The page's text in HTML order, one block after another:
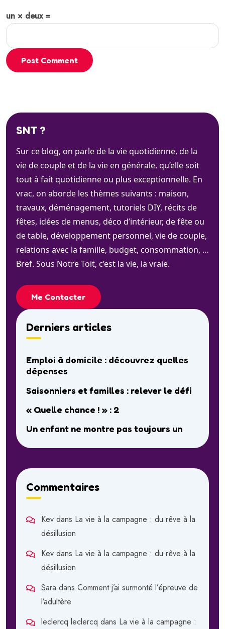
un × deux =
Post Comment
SNT ?
Sur ce blog, on parle de la vie quotidienne, de la
vie de couple et de la vie en générale, qu’elle soit
tout à fait quotidienne ou plus exceptionnelle. En
vrac, on aborde les thèmes suivants : maison,
travaux, déménagement, tutoriels DIY, récits de
fêtes, idées de menus, déco d’intérieur, de fête ou
de table, développement personnel, vie de couple,
relations avec la famille, budget, consommation, …
Bref. Sous Notre Toit, c’est la vie, la vraie.
Me Contacter
Derniers articles
Emploi à domicile : découvrez quelles
dépenses
Saisonniers et familles : relever le défi
« Quelle chance ! » : 2
Un enfant ne montre pas toujours un
Commentaires
Kev dans La vie à la campagne : du rêve à la
désillusion
Kev dans La vie à la campagne : du rêve à la
désillusion
Sara dans Comment j’ai surmonté l’épreuve de
l’adultère
leclercq leclercq dans La vie à la campagne :